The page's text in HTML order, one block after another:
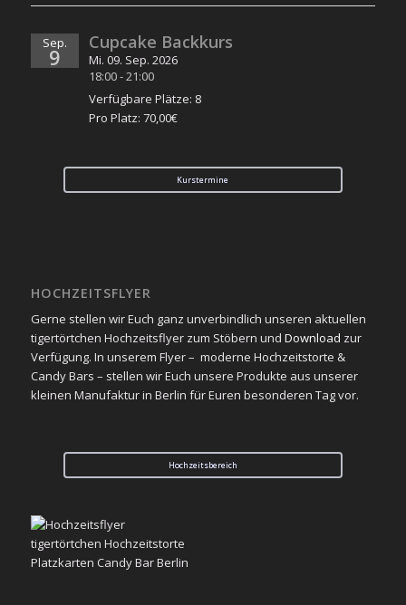
Sep.
9
Cupcake Backkurs
Mi. 09. Sep. 2026
18:00-21:00
Verfügbare Plätze: 8
Pro Platz: 70,00€
Kurstermine
HOCHZEITSFLYER
Gerne stellen wir Euch ganz unverbindlich unseren aktuellen
tigertörtchen Hochzeitsflyer zum Stöbern und Download zur
Verfügung. In unserem Flyer – moderne Hochzeitstorte &
Candy Bars – stellen wir Euch unsere Produkte aus unserer
kleinen Manufaktur in Berlin für Euren besonderen Tag vor.
Hochzeitsbereich